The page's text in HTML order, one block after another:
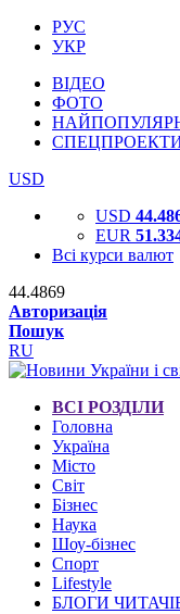
РУС
УКР
ВІДЕО
ФОТО
USD
USD
EUR
Всі курси валют
44.4869
Авторизація
Пошук
RU
ВСІ РОЗДІЛИ
Головна
Україна
Місто
Світ
Бізнес
Наука
Шоу-бізнес
Спорт
Lifestyle
БЛОГИ